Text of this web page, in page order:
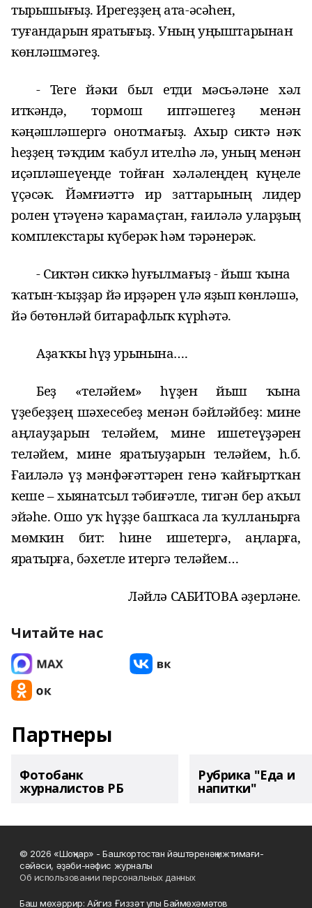
тырышығыҙ. Ирегеҙҙең ата-әсәһен,
туғандарын яратығыҙ. Уның уңыштарынан
көнләшмәгеҙ.
- Теге йәки был етди мәсьәләне хәл
иткәндә,тормош иптәшегеҙ менән
кәңәшләшергә онотмағыҙ. Ахыр сиктә нәҡ
һеҙҙең тәҡдим ҡабул ителһә лә, уның менән
иҫәпләшеүеңде тойған хәләлеңдең күңеле
үҫәсәк. Йәмғиәттәир заттарыныңлидер
ролен үтәүенә ҡарамаҫтан, ғаиләлә уларҙың
комплекстары күберәк һәм тәрәнерәк.
- Сиктән сиккә һуғылмағыҙ - йыш ҡына
ҡатын-ҡыҙҙар йә ирҙәрен үлә яҙып көнләшә,
йә бөтөнләй битарафлыҡ күрһәтә.
Аҙаҡҡы һүҙ урынына….
Беҙ «теләйем» һүҙен йыш ҡына
үҙебеҙҙең шәхесебеҙ менән бәйләйбеҙ: мине
аңлауҙарын теләйем, мине ишетеүҙәрен
теләйем, мине яратыуҙарын теләйем, һ.б.
Ғаиләлә үҙ мәнфәғәттәрен генә ҡайғыртҡан
кеше – хыянатсыл тәбиғәтле, тигән бер аҡыл
эйәһе. Ошо уҡ һүҙҙе башҡаса ла ҡулланырға
мөмкин бит: һине ишетергә, аңларға,
яратырға, бәхетле итергә теләйем…
Ләйлә САБИТОВА әҙерләне.
Читайте нас
Партнеры
Фотобанк
журналистов РБ
Рубрика "Еда и
напитки"
© 2026 «Шоңҡар» - Башҡортостан йәштәренәң ижтимағи-
сәйәси, әҙәби-нәфис журналы
Об использовании персональных данных
Баш мөхәррир: Айгиз Ғиззәт улы Баймөхәмәтов